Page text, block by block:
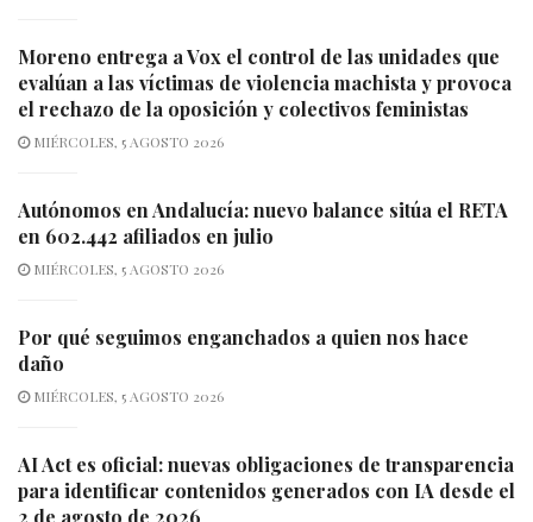
Moreno entrega a Vox el control de las unidades que
evalúan a las víctimas de violencia machista y provoca
el rechazo de la oposición y colectivos feministas
MIÉRCOLES, 5 AGOSTO 2026
Autónomos en Andalucía: nuevo balance sitúa el RETA
en 602.442 afiliados en julio
MIÉRCOLES, 5 AGOSTO 2026
Por qué seguimos enganchados a quien nos hace
daño
MIÉRCOLES, 5 AGOSTO 2026
AI Act es oficial: nuevas obligaciones de transparencia
para identificar contenidos generados con IA desde el